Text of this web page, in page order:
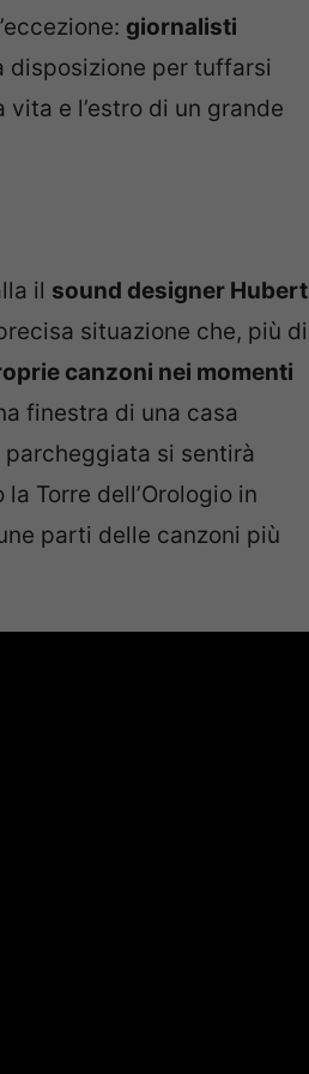
giornalisti
disposizione per tuffarsi
e l’estro di un grande
il sound designer Hubert
situazione che, più di
canzoni nei momenti
finestra di una casa
parcheggiata si sentirà
Torre dell’Orologio in
parti delle canzoni più